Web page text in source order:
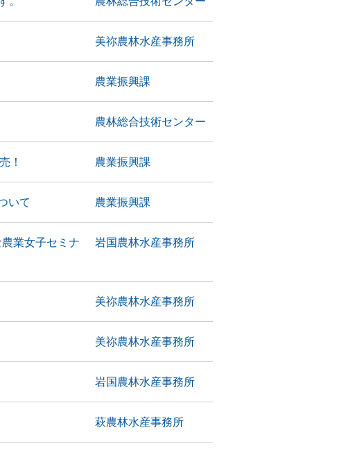
美祢農林水産事務所
農業振興課
農林総合技術センター
！ 農業振興課
いて 農業振興課
業女子セミナ
岩国農林水産事務所
美祢農林水産事務所
美祢農林水産事務所
岩国農林水産事務所
萩農林水産事務所